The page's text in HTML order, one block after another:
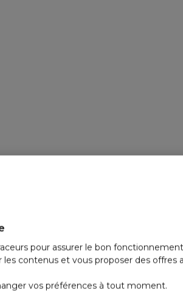
pour assurer le bon
contenus et vous proposer des offres
vos préférences à tout moment.